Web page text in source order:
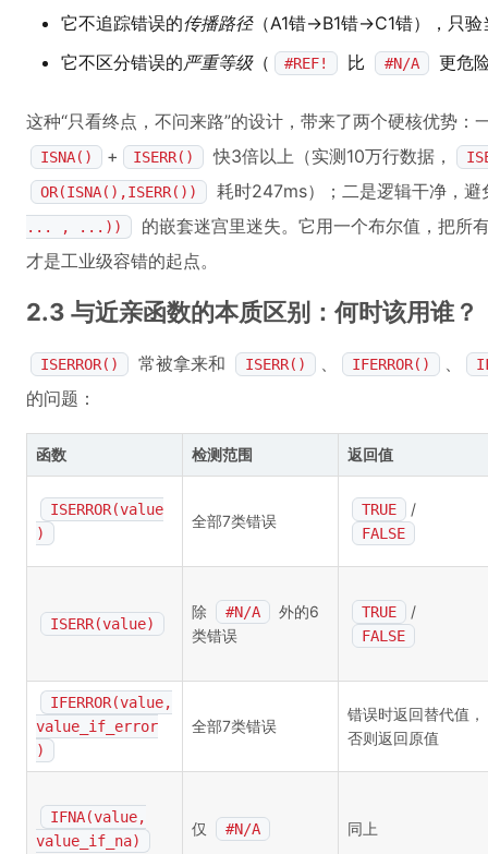
它不追踪错误的传播路径（A1错→B1错→C1错），只验
它不区分错误的严重等级（ #REF! 比 #N/A 更危
这种“只看终点，不问来路”的设计，带来了两个硬核优势：
ISNA() + ISERR() 快3倍以上（实测10万行数据，
OR(ISNA(),ISERR())
耗时247ms）；二是逻辑干净，
... , ...))
的嵌套迷宫里迷失。它用一个布尔值，把
才是工业级容错的起点。
2.3 与近亲函数的本质区别：何时该用谁？
ISERROR() 常被拿来和 ISERR() 、 IFERROR() 、
的问题：
函数 检测范围 返回值
ISERROR(value
)
全部7类错误
TRUE /
FALSE
ISERR(value)
除 #N/A
外的6
类错误
TRUE /
FALSE
IFERROR(value,
value_if_error
)
全部7类错误
错误时返回替代值，
否则返回原值
IFNA(value,
value_if_na)
仅 #N/A 同上